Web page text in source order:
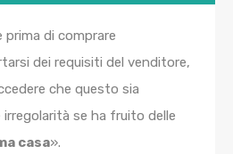
di comprare
dei requisiti del venditore,
che questo sia
se ha fruito delle
casa».